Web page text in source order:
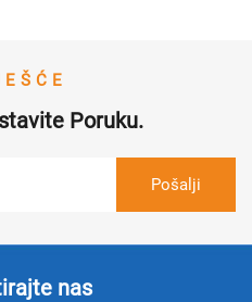
Poruku.
nas